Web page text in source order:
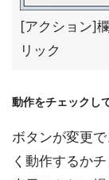
[アクション]
リック
動作をチェックし
ボタンが変更
く動作するか